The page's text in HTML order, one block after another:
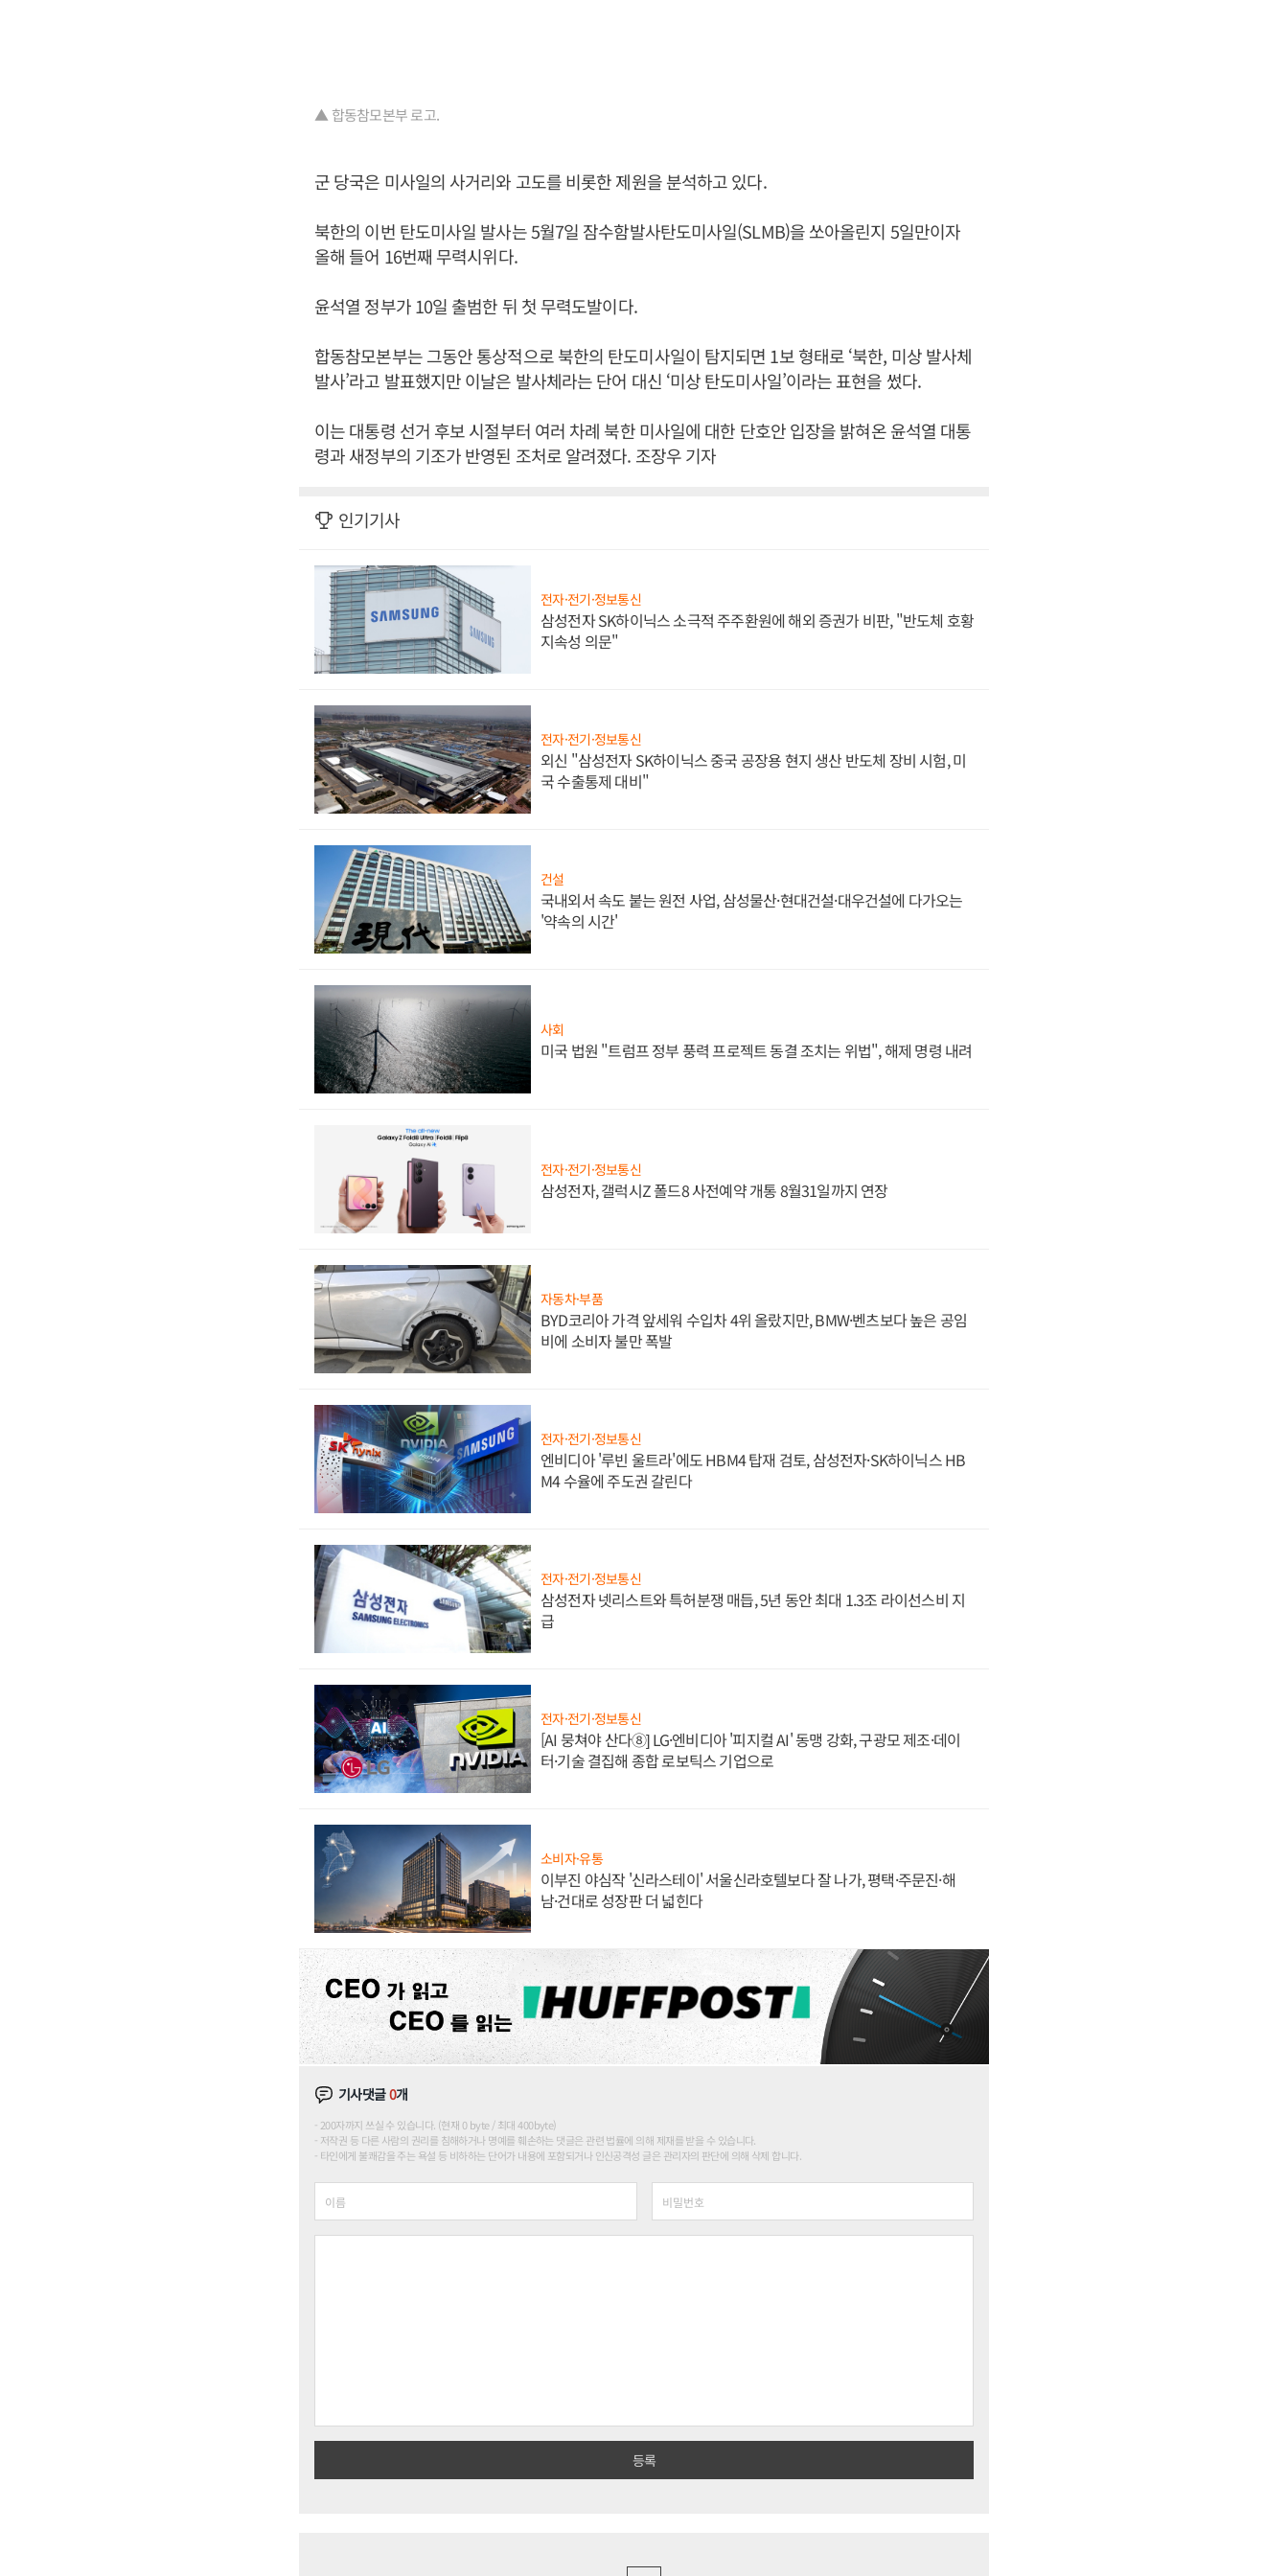
▲ 합동참모본부 로고.
군 당국은 미사일의 사거리와 고도를 비롯한 제원을 분석하고 있다.
북한의 이번 탄도미사일 발사는 5월7일 잠수함발사탄도미사일(SLMB)을 쏘아올린지 5일만이자
올해 들어 16번째 무력시위다.
윤석열 정부가 10일 출범한 뒤 첫 무력도발이다.
합동참모본부는 그동안 통상적으로 북한의 탄도미사일이 탐지되면 1보 형태로 ‘북한, 미상 발사체
발사’라고 발표했지만 이날은 발사체라는 단어 대신 ‘미상 탄도미사일’이라는 표현을 썼다.
이는 대통령 선거 후보 시절부터 여러 차례 북한 미사일에 대한 단호안 입장을 밝혀온 윤석열 대통
령과 새정부의 기조가 반영된 조처로 알려졌다. 조장우 기자
인기기사
전자·전기·정보통신
삼성전자 SK하이닉스 소극적 주주환원에 해외 증권가 비판, "반도체 호황
지속성 의문"
전자·전기·정보통신
외신 "삼성전자 SK하이닉스 중국 공장용 현지 생산 반도체 장비 시험, 미
국 수출통제 대비"
건설
국내외서 속도 붙는 원전 사업, 삼성물산·현대건설·대우건설에 다가오는
'약속의 시간'
사회
미국 법원 "트럼프 정부 풍력 프로젝트 동결 조치는 위법", 해제 명령 내려
전자·전기·정보통신
삼성전자, 갤럭시Z 폴드8 사전예약 개통 8월31일까지 연장
자동차·부품
BYD코리아 가격 앞세워 수입차 4위 올랐지만, BMW·벤츠보다 높은 공임
비에 소비자 불만 폭발
전자·전기·정보통신
엔비디아 '루빈 울트라'에도 HBM4 탑재 검토, 삼성전자·SK하이닉스 HB
M4 수율에 주도권 갈린다
전자·전기·정보통신
삼성전자 넷리스트와 특허분쟁 매듭, 5년 동안 최대 1.3조 라이선스비 지
급
전자·전기·정보통신
[AI 뭉쳐야 산다⑧] LG·엔비디아 '피지컬 AI' 동맹 강화, 구광모 제조·데이
터·기술 결집해 종합 로보틱스 기업으로
소비자·유통
이부진 야심작 '신라스테이' 서울신라호텔보다 잘 나가, 평택·주문진·해
남·건대로 성장판 더 넓힌다
기사댓글0개
200자까지 쓰실 수 있습니다. (현재 0 byte / 최대 400byte)
저작권 등 다른 사람의 권리를 침해하거나 명예를 훼손하는 댓글은 관련 법률에 의해 제재를 받을 수 있습니다.
타인에게 불쾌감을 주는 욕설 등 비하하는 단어가 내용에 포함되거나 인신공격성 글은 관리자의 판단에 의해 삭제 합니다.